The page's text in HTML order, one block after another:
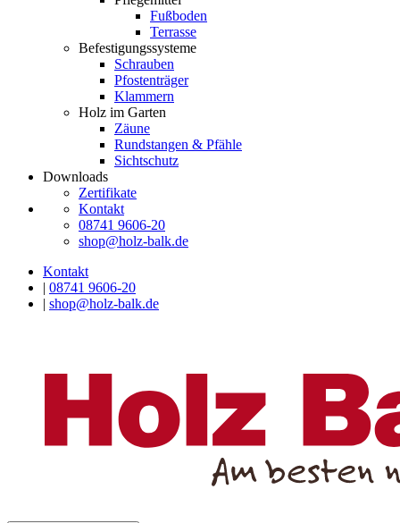
Fußboden
Terrasse
Befestigungssysteme
Schrauben
Pfostenträger
Klammern
Holz im Garten
Zäune
Rundstangen & Pfähle
Sichtschutz
Downloads
Zertifikate
Kontakt
08741 9606-20
shop@holz-balk.de
Kontakt
| 08741 9606-20
| shop@holz-balk.de